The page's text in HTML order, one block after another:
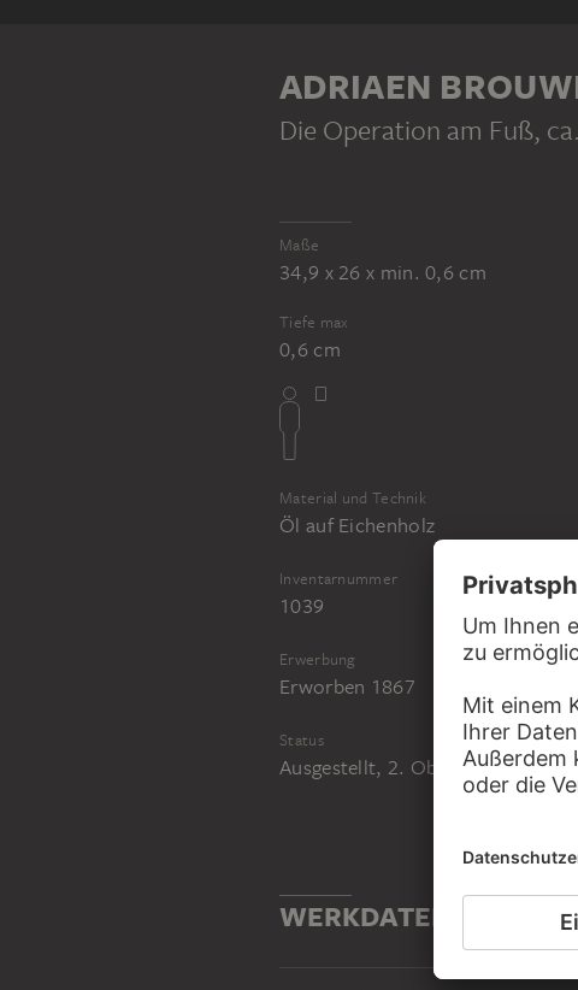
ADRIAEN
Die Operation am Fuß,
Maße
34,9 x 26 x min. 0,6 cm
Tiefe max
0,6 cm
Material und Technik
Öl auf Eichenholz
Inventarnummer
1039
Erwerbung
Erworben 1867
Status
Ausgestellt, 2. Obergeschoss,
WERKDATEN